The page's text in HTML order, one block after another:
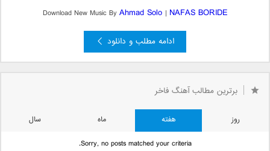
Download New Music ByAhmad Solo | NAFAS BORIDE
ادامه مطلب و دانلود
برترین مطالب آهنگ فاخر
روز هفته ماه
سال
Sorry, no posts matched your criteria.